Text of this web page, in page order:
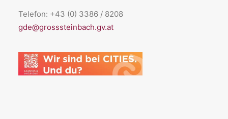
Telefon: +43 (0) 3386 / 8208
gde@grosssteinbach.gv.at